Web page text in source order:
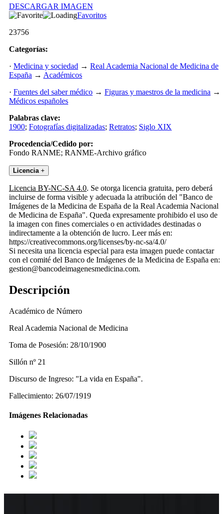
DESCARGAR IMAGEN
Favoritos
23756
Categorías:
· Medicina y sociedad → Real Academia Nacional de Medicina de
España → Académicos
· Fuentes del saber médico → Figuras y maestros de la medicina →
Médicos españoles
Palabras clave:
1900; Fotografías digitalizadas; Retratos; Siglo XIX
Procedencia/Cedido por:
Fondo RANME; RANME-Archivo gráfico
Licencia +
Licencia BY-NC-SA 4.0. Se otorga licencia gratuita, pero deberá
incluirse de forma visible y adecuada la atribución del "Banco de
Imágenes de la Medicina de España de la Real Academia Nacional
de Medicina de España". Queda expresamente prohibido el uso de
la imagen con fines comerciales o en actividades destinadas o
indirectamente a la obtención de lucro. Leer más en:
https://creativecommons.org/licenses/by-nc-sa/4.0/
Si necesita una licencia especial para esta imagen puede contactar
con el comité del Banco de Imágenes de la Medicina de España en:
gestion@bancodeimagenesmedicina.com.
Descripción
Académico de Número
Real Academia Nacional de Medicina
Toma de Posesión: 28/10/1900
Sillón nº 21
Discurso de Ingreso: "La vida en España".
Fallecimiento: 26/07/1919
Imágenes Relacionadas